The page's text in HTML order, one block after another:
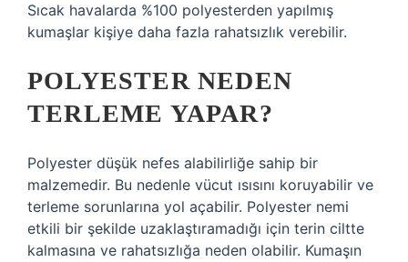
Sıcak havalarda %100 polyesterden yapılmış
kumaşlar kişiye daha fazla rahatsızlık verebilir.
POLYESTER NEDEN
TERLEME YAPAR?
Polyester düşük nefes alabilirliğe sahip bir
malzemedir. Bu nedenle vücut ısısını koruyabilir ve
terleme sorunlarına yol açabilir. Polyester nemi
etkili bir şekilde uzaklaştıramadığı için terin ciltte
kalmasına ve rahatsızlığa neden olabilir. Kumaşın